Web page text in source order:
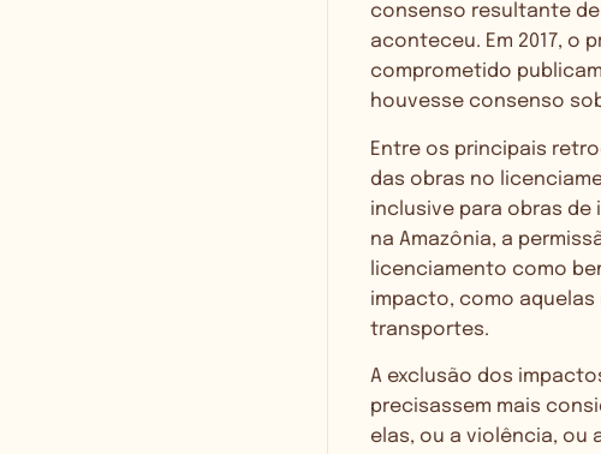
consenso resultante
aconteceu. Em 2017, o
comprometido
houvesse consenso
Entre os principais
das obras no
inclusive para obras
na Amazônia, a
licenciamento como
impacto, como
transportes.
A exclusão dos
precisassem mais
elas, ou a violência, ou